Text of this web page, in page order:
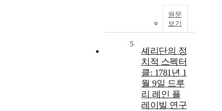
원문
보기
5
셰리단의 정
치적 스펙터
클: 1781년 1
월 9일 드루
리 레인 플
레이빌 연구